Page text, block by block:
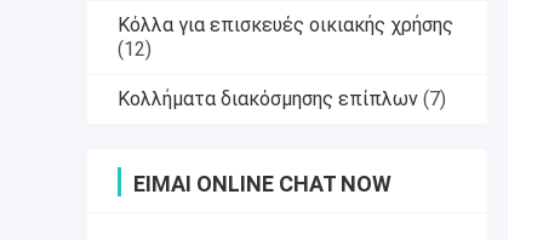
Κόλλα για επισκευές οικιακής χρήσης
(12)
Κολλήματα διακόσμησης επίπλων (7)
ΕΊΜΑΙ ONLINE CHAT NOW